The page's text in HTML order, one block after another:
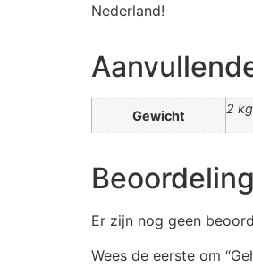
Nederland!
Gewicht 2 kg
Er zijn nog geen
Wees de eerste om